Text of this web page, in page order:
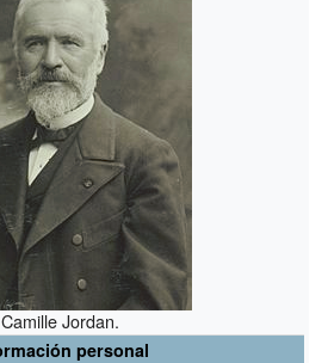
Camille Jordan.
personal